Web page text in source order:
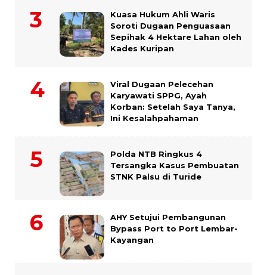
Kuasa Hukum Ahli Waris
Soroti Dugaan Penguasaan
Sepihak 4 Hektare Lahan oleh
Kades Kuripan
Viral Dugaan Pelecehan
Karyawati SPPG, Ayah
Korban: Setelah Saya Tanya,
Ini Kesalahpahaman
Polda NTB Ringkus 4
Tersangka Kasus Pembuatan
STNK Palsu di Turide
AHY Setujui Pembangunan
Bypass Port to Port Lembar-
Kayangan